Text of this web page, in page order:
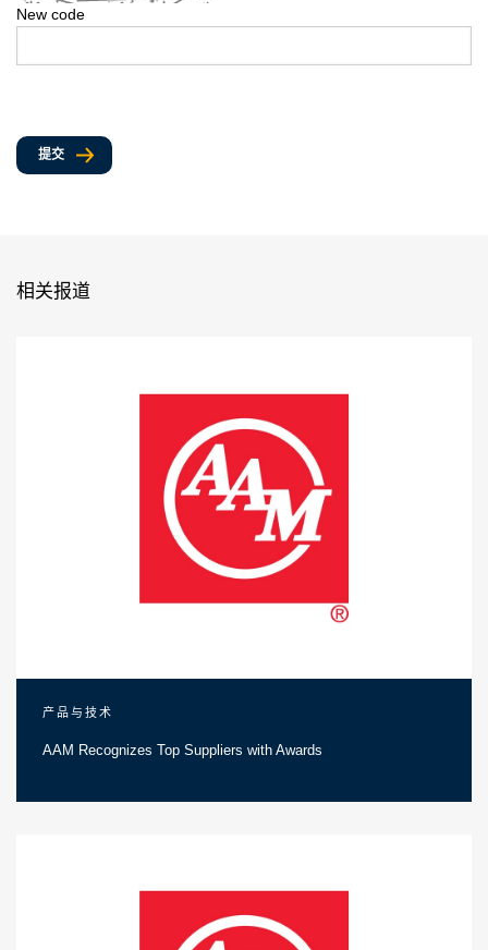
New code
提交
相关报道
产品与技术
AAM Recognizes Top Suppliers with Awards